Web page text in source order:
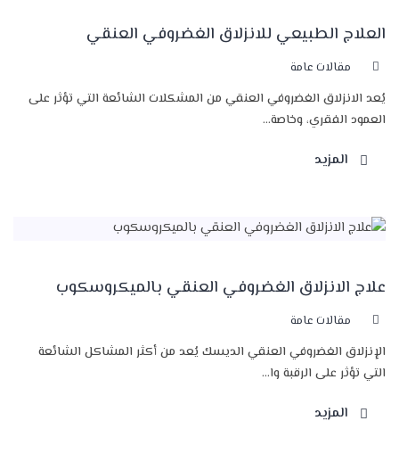
العلاج الطبيعي للانزلاق الغضروفي العنقي
مقالات عامة
يُعد الانزلاق الغضروفي العنقي من المشكلات الشائعة التي تؤثر على
العمود الفقري، وخاصة...
المزيد
علاج الانزلاق الغضروفي العنقي بالميكروسكوب
مقالات عامة
الإنزلاق الغضروفي العنقي الديسك يُعد من أكثر المشاكل الشائعة
التي تؤثر على الرقبة وا...
المزيد